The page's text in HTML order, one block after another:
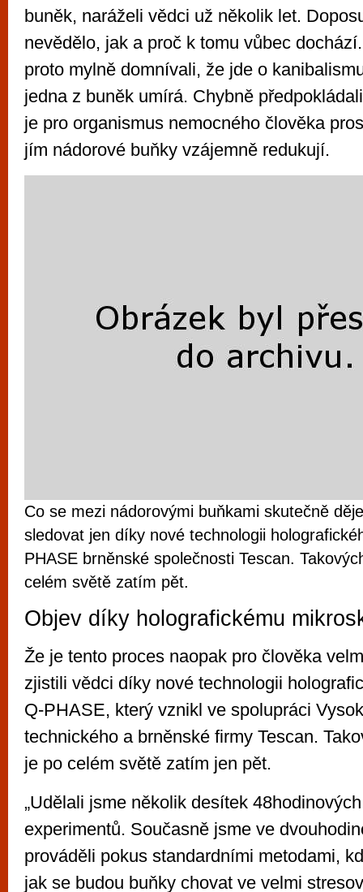
buněk, naráželi vědci už několik let.
nevědělo, jak a proč k tomu vůbec
proto mylně domnívali, že jde o
jedna z buněk umírá. Chybně
je pro organismus nemocného člověka
jím nádorové buňky vzájemně redukují.
Co se mezi nádorovými buňkami skutečně
sledovat jen díky nové technologii
PHASE brněnské společnosti Tescan.
celém světě zatím pět.
Objev díky holografickému
Že je tento proces naopak pro člověka
zjistili vědci díky nové technologii
Q-PHASE, který vznikl ve spolupráci
technického a brněnské firmy Tescan.
je po celém světě zatím jen pět.
„Udělali jsme několik desítek
experimentů. Současně jsme ve
prováděli pokus standardními metodami,
jak se budou buňky chovat ve velmi